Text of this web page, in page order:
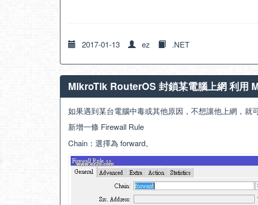
2017-01-13 ez .NET
MikroTik RouterOS 封鎖某電腦上網 利用
如果遇到某台電腦中毒或其他原因，不想讓他上網，就
新增一條 Firewall Rule
Chain：選擇為 forward。